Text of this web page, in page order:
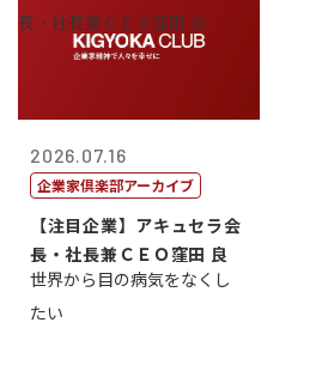
2026.07.16
企業家倶楽部アーカイブ
【注目企業】アキュセラ会
長・社長兼ＣＥＯ窪田 良
世界から目の病気をなくし
たい